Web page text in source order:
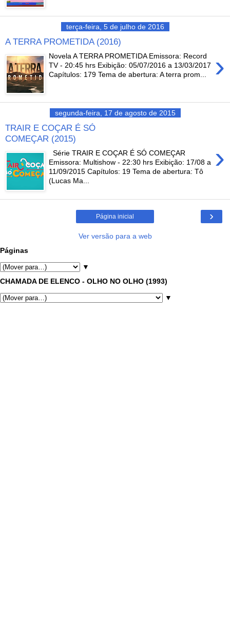
terça-feira, 5 de julho de 2016
A TERRA PROMETIDA (2016)
›
Novela A TERRA PROMETIDA Emissora: Record
TV - 20:45 hrs Exibição: 05/07/2016 a 13/03/2017
Capítulos: 179 Tema de abertura: A terra prom...
segunda-feira, 17 de agosto de 2015
TRAIR E COÇAR É SÓ
COMEÇAR (2015)
›
Série TRAIR E COÇAR É SÓ COMEÇAR
Emissora: Multishow - 22:30 hrs Exibição: 17/08 a
11/09/2015 Capítulos: 19 Tema de abertura: Tô
(Lucas Ma...
›
Página inicial
Ver versão para a web
Páginas
▼
CHAMADA DE ELENCO - OLHO NO OLHO (1993)
▼